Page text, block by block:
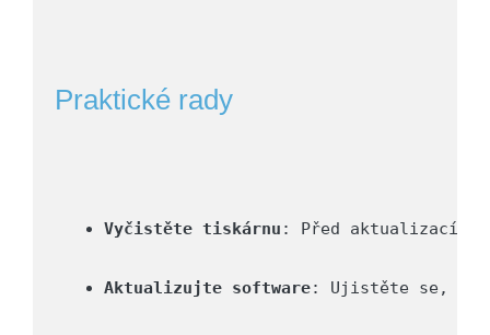
Praktické rady
Vyčistěte tiskárnu : Před aktualizací
Aktualizujte software: Ujistěte se, že